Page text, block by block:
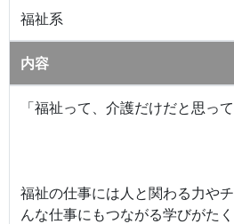
福祉系
内容
「福祉って、介護だけだと思っ
福祉の仕事には人と関わる力や
んな仕事にもつながる学びがたく